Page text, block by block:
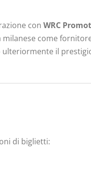
con WRC
milanese come
ulteriormente il
di biglietti: